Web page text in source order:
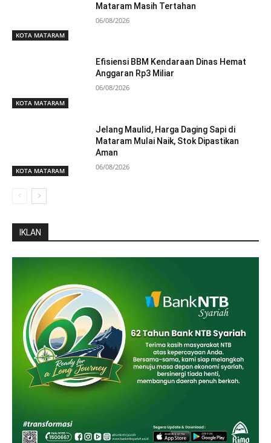
KOTA MATARAM
Mataram Masih Tertahan
06/08/2026
KOTA MATARAM
Efisiensi BBM Kendaraan Dinas Hemat
Anggaran Rp3 Miliar
06/08/2026
KOTA MATARAM
Jelang Maulid, Harga Daging Sapi di
Mataram Mulai Naik, Stok Dipastikan
Aman
06/08/2026
IKLAN